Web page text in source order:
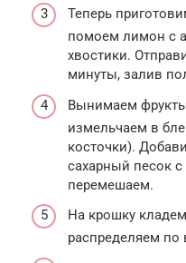
Теперь
помоем лимон с
хвостики.
минуты, залив
Вынимаем
измельчаем в
косточки).
сахарный песок
перемешаем.
На крошку
распределяем по